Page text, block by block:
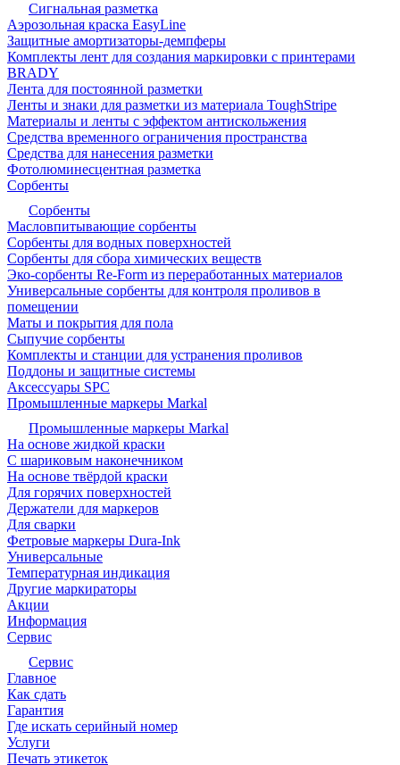
Сигнальная разметка
Аэрозольная краска EasyLine
Защитные амортизаторы-демпферы
Комплекты лент для создания маркировки с принтерами
BRADY
Лента для постоянной разметки
Ленты и знаки для разметки из материала ToughStripe
Материалы и ленты с эффектом антискольжения
Средства временного ограничения пространства
Средства для нанесения разметки
Фотолюминесцентная разметка
Сорбенты
Сорбенты
Масловпитывающие сорбенты
Сорбенты для водных поверхностей
Сорбенты для сбора химических веществ
Эко-сорбенты Re-Form из переработанных материалов
Универсальные сорбенты для контроля проливов в
помещении
Маты и покрытия для пола
Сыпучие сорбенты
Комплекты и станции для устранения проливов
Поддоны и защитные системы
Аксессуары SPC
Промышленные маркеры Markal
Промышленные маркеры Markal
На основе жидкой краски
С шариковым наконечником
На основе твёрдой краски
Для горячих поверхностей
Держатели для маркеров
Для сварки
Фетровые маркеры Dura-Ink
Универсальные
Температурная индикация
Другие маркираторы
Акции
Информация
Сервис
Сервис
Главное
Как сдать
Гарантия
Где искать серийный номер
Услуги
Печать этикеток